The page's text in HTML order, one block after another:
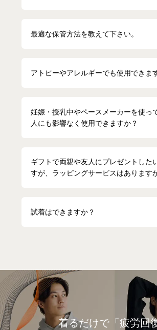
最適な保管方法を教えて下さい。
アトピーやアレルギーでも使用できま
妊娠・授乳中やペースメーカーを使っ
人にも影響なく使用できますか？
ギフトで両親や友人にプレゼントした
すが、ラッピングサービスはあります
試着はできますか？
着るだけで「疲労回
オーバーサイズTシャツ（ブラッ
⭐⭐⭐